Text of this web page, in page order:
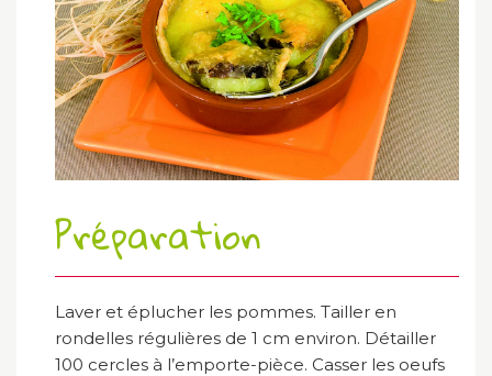
Préparation
Laver et éplucher les pommes. Tailler en
rondelles régulières de 1 cm environ. Détailler
100 cercles à l’emporte-pièce. Casser les oeufs